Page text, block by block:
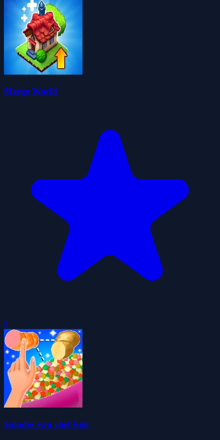
Merge World
0
Salades van chef-kok